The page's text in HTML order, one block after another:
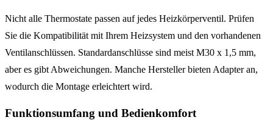
Nicht alle Thermostate passen auf jedes Heizkörperventil. Prüfen
Sie die Kompatibilität mit Ihrem Heizsystem und den vorhandenen
Ventilanschlüssen. Standardanschlüsse sind meist M30 x 1,5 mm,
aber es gibt Abweichungen. Manche Hersteller bieten Adapter an,
wodurch die Montage erleichtert wird.
Funktionsumfang und Bedienkomfort